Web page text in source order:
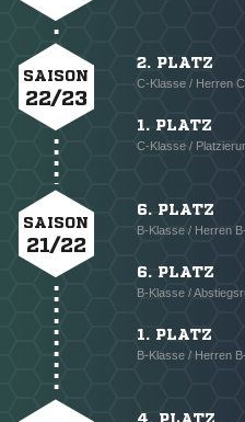
SAISON
22/23
2. PLATZ
C-Klasse / Herren
1. PLATZ
C-Klasse /
SAISON
21/22
6. PLATZ
B-Klasse / Herren
6. PLATZ
B-Klasse /
1. PLATZ
B-Klasse / Herren